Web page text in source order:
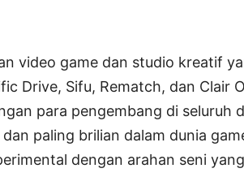
video game dan studio kreatif
Drive, Sifu, Rematch, dan Clair
para pengembang di seluruh
paling brilian dalam dunia
dengan arahan seni